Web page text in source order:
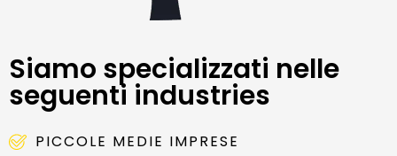
Siamo specializzati nelle
seguenti industries
PICCOLE MEDIE IMPRESE